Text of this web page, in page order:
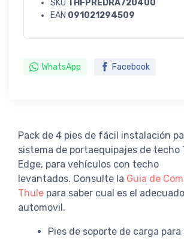
SKU THFPREDRA720400
EAN 091021294509
WhatsApp Facebook
Pack de 4 pies de fácil instalación
sistema de portaequipajes de techo
Edge, para vehículos con techo
levantados. Consulte la Guia de
Thule para saber cual es el
automovil.
Pies de soporte de carga